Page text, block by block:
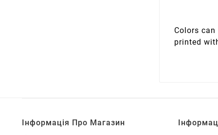
Colors
printed
Інформація Про Магазин